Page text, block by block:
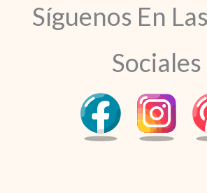
Síguenos En
Sociales